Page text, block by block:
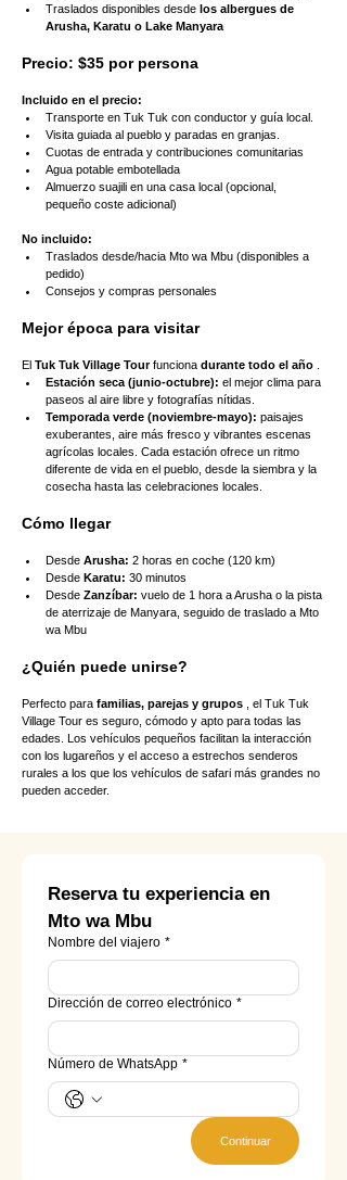
Traslados disponibles desde los albergues de
Arusha, Karatu o Lake Manyara
Precio: $35 por persona
Incluido en el precio:
Transporte en Tuk Tuk con conductor y guía local.
Visita guiada al pueblo y paradas en granjas.
Cuotas de entrada y contribuciones comunitarias
Agua potable embotellada
Almuerzo suajili en una casa local (opcional,
pequeño coste adicional)
No incluido:
Traslados desde/hacia Mto wa Mbu (disponibles a
pedido)
Consejos y compras personales
Mejor época para visitar
El Tuk Tuk Village Tour funciona durante todo el año
Estación seca (junio-octubre): el mejor clima para
paseos al aire libre y fotografías nítidas.
Temporada verde (noviembre-mayo): paisajes
exuberantes, aire más fresco y vibrantes escenas
agrícolas locales. Cada estación ofrece un ritmo
diferente de vida en el pueblo, desde la siembra y la
cosecha hasta las celebraciones locales.
Cómo llegar
Desde Arusha: 2 horas en coche (120 km)
Desde Karatu: 30 minutos
Desde Zanzíbar: vuelo de 1 hora a Arusha o la pista
de aterrizaje de Manyara, seguido de traslado a Mto
wa Mbu
¿Quién puede unirse?
Perfecto para familias, parejas y grupos , el Tuk Tuk
Village Tour es seguro, cómodo y apto para todas las
edades. Los vehículos pequeños facilitan la interacción
con los lugareños y el acceso a estrechos senderos
rurales a los que los vehículos de safari más grandes no
pueden acceder.
Reserva tu experiencia en
Mto wa Mbu
Nombre del viajero *
Dirección de correo electrónico *
Número de WhatsApp *
Continuar